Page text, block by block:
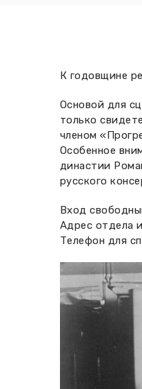
К годовщине
Основой для
только
членом
Особенное
династии
русского
Вход
Адрес отдела
Телефон для